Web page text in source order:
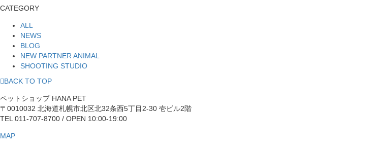
CATEGORY
ALL
NEWS
BLOG
NEW PARTNER ANIMAL
SHOOTING STUDIO
BACK TO TOP
ペットショップ HANA PET
〒0010032 北海道札幌市北区北32条西5丁目2-30 壱ビル2階
TEL 011-707-8700 / OPEN 10:00-19:00
MAP